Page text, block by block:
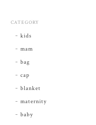
CATEGORY
kids
mam
bag
cap
blanket
maternity
baby